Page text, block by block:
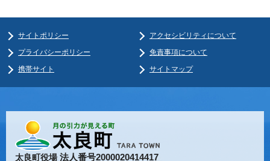
サイトポリシー
アクセシビリティについて
プライバシーポリシー
免責事項について
携帯サイト
サイトマップ
太良町役場法人番号2000020414417